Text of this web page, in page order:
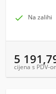
 Na zalihi
5
cijena s PDV-